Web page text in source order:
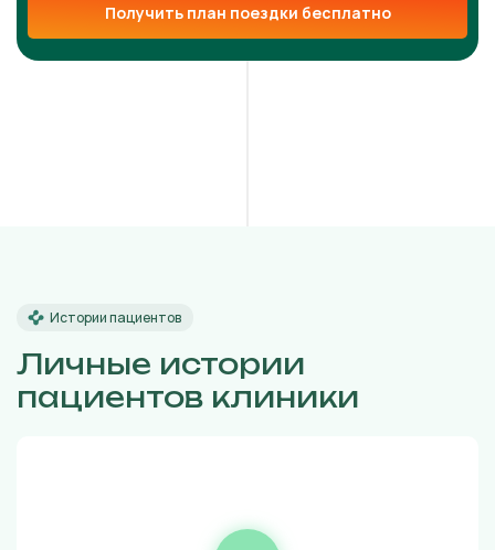
Получить план поездки бесплатно
Истории пациентов
Личные истории
пациентов клиники